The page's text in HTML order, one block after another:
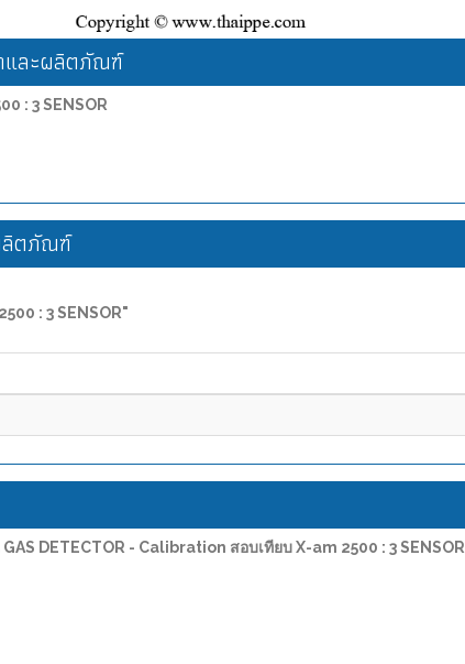
าและผลิตภัณฑ์
: 3 SENSOR
ลิตภัณฑ์
: 3 SENSOR"
DETECTOR - Calibration สอบเทียบ X-am 2500 : 3